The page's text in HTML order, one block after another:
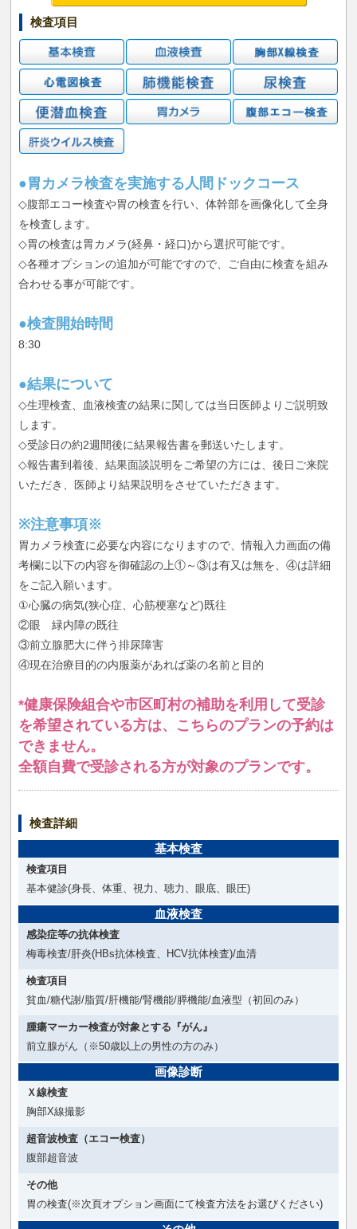
検査項目
●胃カメラ検査を実施する人間ドックコース
◇腹部エコー検査や胃の検査を行い、体幹部を画像化して全身
を検査します。
◇胃の検査は胃カメラ(経鼻・経口)から選択可能です。
◇各種オプションの追加が可能ですので、ご自由に検査を組み
合わせる事が可能です。
●検査開始時間
8:30
●結果について
◇生理検査、血液検査の結果に関しては当日医師よりご説明致
します。
◇受診日の約2週間後に結果報告書を郵送いたします。
◇報告書到着後、結果面談説明をご希望の方には、後日ご来院
いただき、医師より結果説明をさせていただきます。
※注意事項※
胃カメラ検査に必要な内容になりますので、情報入力画面の備
考欄に以下の内容を御確認の上①～③は有又は無を、④は詳細
をご記入願います。
①心臓の病気(狭心症、心筋梗塞など)既往
②眼 緑内障の既往
③前立腺肥大に伴う排尿障害
④現在治療目的の内服薬があれば薬の名前と目的
*健康保険組合や市区町村の補助を利用して受診
を希望されている方は、こちらのプランの予約は
できません。
全額自費で受診される方が対象のプランです。
検査詳細
基本検査
検査項目
基本健診(身長、体重、視力、聴力、眼底、眼圧)
血液検査
感染症等の抗体検査
梅毒検査/肝炎(HBs抗体検査、HCV抗体検査)/血清
検査項目
貧血/糖代謝/脂質/肝機能/腎機能/膵機能/血液型（初回のみ）
腫瘍マーカー検査が対象とする『がん』
前立腺がん（※50歳以上の男性の方のみ）
画像診断
Ｘ線検査
胸部X線撮影
超音波検査（エコー検査）
腹部超音波
その他
胃の検査(※次頁オプション画面にて検査方法をお選びください)